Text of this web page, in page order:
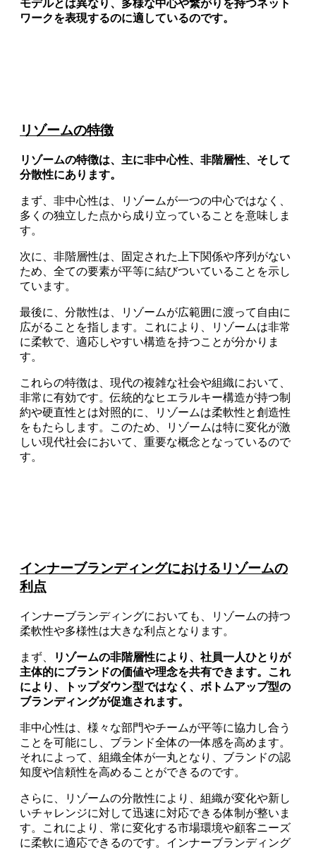
モデルとは異なり、多様な中心や繋がりを持つネット
ワークを表現するのに適しているのです。
リゾームの特徴
リゾームの特徴は、主に非中心性、非階層性、そして
分散性にあります。
まず、非中心性は、リゾームが一つの中心ではなく、
多くの独立した点から成り立っていることを意味しま
す。
次に、非階層性は、固定された上下関係や序列がない
ため、全ての要素が平等に結びついていることを示し
ています。
最後に、分散性は、リゾームが広範囲に渡って自由に
広がることを指します。これにより、リゾームは非常
に柔軟で、適応しやすい構造を持つことが分かりま
す。
これらの特徴は、現代の複雑な社会や組織において、
非常に有効です。伝統的なヒエラルキー構造が持つ制
約や硬直性とは対照的に、リゾームは柔軟性と創造性
をもたらします。このため、リゾームは特に変化が激
しい現代社会において、重要な概念となっているので
す。
インナーブランディングにおけるリゾームの
利点
インナーブランディングにおいても、リゾームの持つ
柔軟性や多様性は大きな利点となります。
まず、
リゾームの非階層性により、社員一人ひとりが
主体的にブランドの価値や理念を共有できます。これ
により、トップダウン型ではなく、ボトムアップ型の
ブランディングが促進されます。
非中心性は、様々な部門やチームが平等に協力し合う
ことを可能にし、ブランド全体の一体感を高めます。
それによって、組織全体が一丸となり、ブランドの認
知度や信頼性を高めることができるのです。
さらに、リゾームの分散性により、組織が変化や新し
いチャレンジに対して迅速に対応できる体制が整いま
す。これにより、常に変化する市場環境や顧客ニーズ
に柔軟に適応できるのです。インナーブランディング